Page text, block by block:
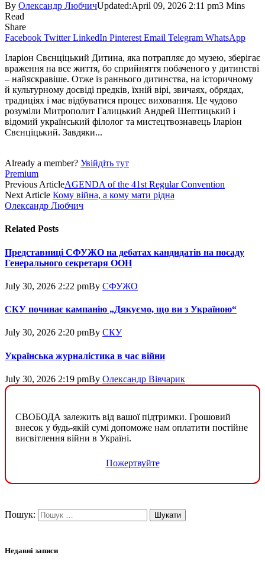
By Олександр ЛюбчичUpdated:April 09, 2026 2:11 pm3 Mins
Read
Share
Facebook Twitter LinkedIn Pinterest Email Telegram WhatsApp
Іларіон Свєнціцький Дитина, яка потрапляє до музею, зберігає
враження на все життя, бо сприйняття побаченого у дитинстві
– найяскравіше. Отже із раннього дитинства, на історичному
й культурному досвіді предків, їхній вірі, звичаях, обрядах,
традиціях і має відбуватися процес виховання. Це чудово
розуміли Митрополит Галицький Андрей Шептицький і
відомий український філолог та мистецтвознавець Іларіон
Свєнціцький. Завдяки...
Already a member? Увійдіть тут
Premium
Previous ArticleAGENDA of the 41st Regular Convention
Next Article Кому війна, а кому мати рідна
Олександр Любчич
Related Posts
Представниці СФУЖО на дебатах кандидатів на посаду
Генерального секретаря ООН
July 30, 2026 2:22 pmBy СФУЖО
СКУ починає кампанію „Дякуємо, що ви з Україною“
July 30, 2026 2:20 pmBy СКУ
Українська журналістика в час війни
July 30, 2026 2:19 pmBy Олександр Вівчарик
СВОБОДА залежить від вашої підтримки. Грошовий
внесок у будь-якій сумі допоможе нам оплатити постійне
висвітлення війни в Україні.
Пожертвуйте
Пошук:
Недавні записи